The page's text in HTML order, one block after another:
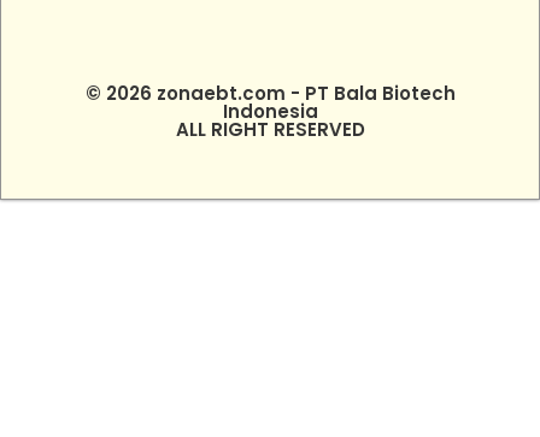
© 2026 zonaebt.com - PT Bala Biotech
Indonesia
ALL RIGHT RESERVED